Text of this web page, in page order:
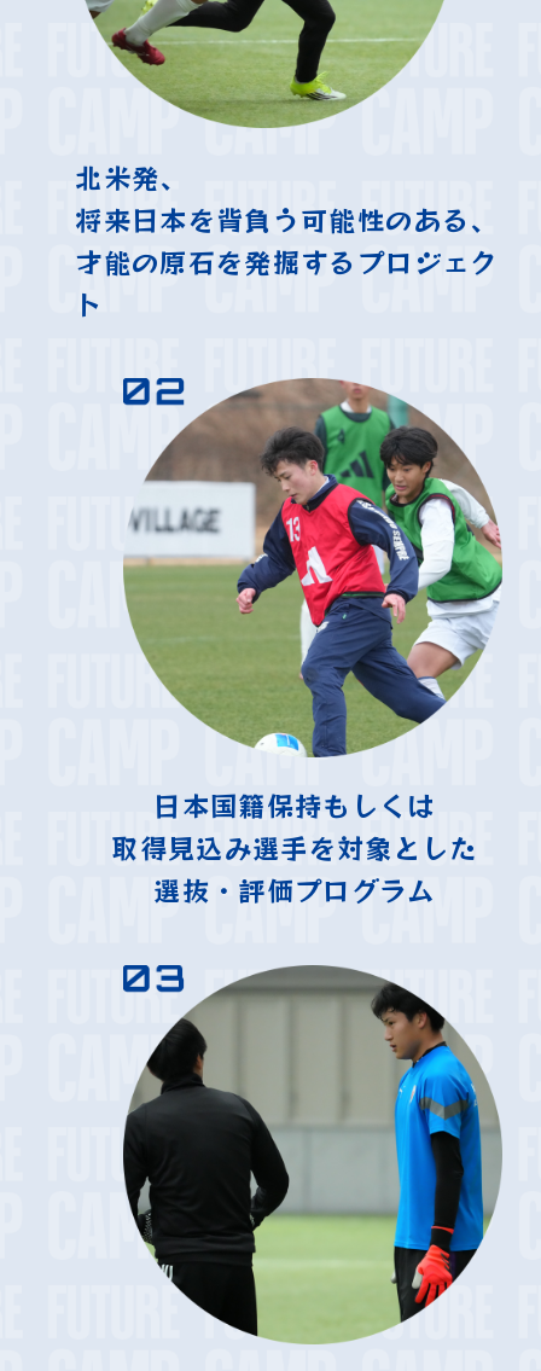
北米発、
将来日本を背負う可能性のある、
才能の原石を発掘するプロジェク
ト
日本国籍保持もしくは
取得見込み選手を対象とした
選抜・評価プログラム